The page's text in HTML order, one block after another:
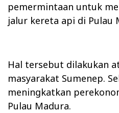
pemermintaan untuk
jalur kereta api di Pulau
Hal tersebut dilakukan
masyarakat Sumenep.
meningkatkan
Pulau Madura.